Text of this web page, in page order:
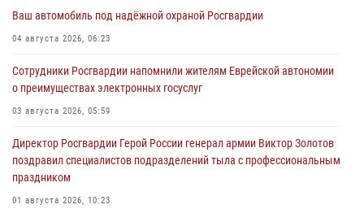
Ваш автомобиль под надёжной охраной Росгвардии
04 августа 2026, 06:23
Сотрудники Росгвардии напомнили жителям Еврейской автономии
о преимуществах электронных госуслуг
03 августа 2026, 05:59
Директор Росгвардии Герой России генерал армии Виктор Золотов
поздравил специалистов подразделений тыла с профессиональным
праздником
01 августа 2026, 10:23